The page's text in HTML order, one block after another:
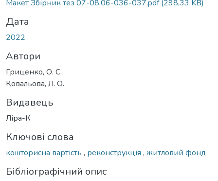
Макет Збірник тез 07-08.06-036-037.pdf(298,33 KB)
Дата
2022
Автори
Гриценко, О. С.
Ковальова, Л. О.
Видавець
Ліра-К
Ключові слова
кошторисна вартість , реконструкція , житловий фонд
Бібліографічний опис